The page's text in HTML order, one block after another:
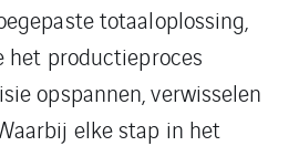
totaaloplossing,
het productieproces
opspannen, verwisselen
elke stap in het